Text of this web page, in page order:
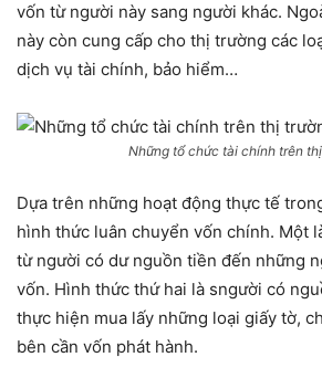
vốn từ người này sang người khác.
này còn cung cấp cho thị trường các
dịch vụ tài chính, bảo hiểm…
Những tổ chức tài chính trên
Dựa trên những hoạt động thực tế
hình thức luân chuyển vốn chính. Một
từ người có dư nguồn tiền đến những
vốn. Hình thức thứ hai là sngười có
thực hiện mua lấy những loại giấy tờ,
bên cần vốn phát hành.